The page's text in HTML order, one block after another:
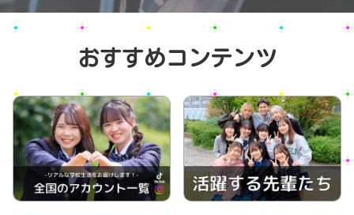
おすすめコンテンツ